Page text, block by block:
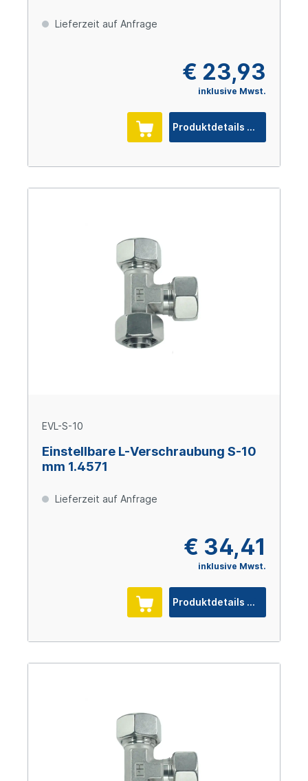
Lieferzeit auf Anfrage
€ 23,93
inklusive Mwst.
Produktdetails
EVL-S-10
Einstellbare L-Verschraubung S-10
mm 1.4571
Lieferzeit auf Anfrage
€ 34,41
inklusive Mwst.
Produktdetails